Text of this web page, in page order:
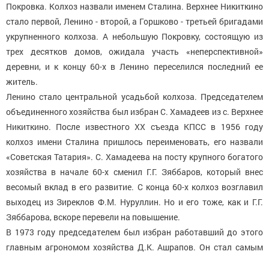
Покровка. Колхоз назвали именем Сталина. Верхнее Никиткино
стало первой, Ленино - второй, а Горшково - третьей бригадами
укрупненного колхоза. А небольшую Покровку, состоящую из
трех десятков домов, ожидала участь «неперспективной»
деревни, и к концу 60-х в Ленино переселился последний ее
житель.
Ленино стало центральной усадьбой колхоза. Председателем
объединенного хозяйства был избран С. Хамадеев из с. Верхнее
Никиткино. После известного ХХ съезда КПСС в 1956 году
колхоз имени Сталина пришлось переименовать, его назвали
«Советская Татария». С. Хамадеева на посту крупного богатого
хозяйства в начале 60-х сменил Г.Г. Зяббаров, который внес
весомый вклад в его развитие. С конца 60-х колхоз возглавил
выходец из Зиреклов Ф.М. Нуруллин. Но и его тоже, как и Г.Г.
Зяббарова, вскоре перевели на повышение.
В 1973 году председателем был избран работавший до этого
главным агрономом хозяйства Д.К. Ашрапов. Он стал самым